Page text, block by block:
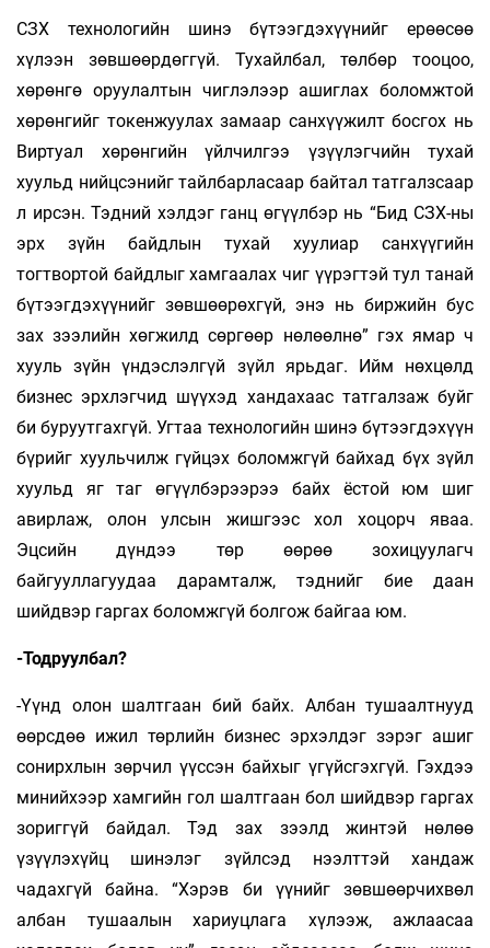
СЗХ технологийн шинэ бүтээгдэхүүнийг ерөөсөө
хүлээн зөвшөөрдөггүй. Тухайлбал, төлбөр тооцоо,
хөрөнгө оруулалтын чиглэлээр ашиглах боломжтой
хөрөнгийг токенжуулах замаар санхүүжилт босгох нь
Виртуал хөрөнгийн үйлчилгээ үзүүлэгчийн тухай
хуульд нийц­сэнийг тайлбарласаар байтал татгалзсаар
л ирсэн. Тэдний хэлдэг ганц өгүүлбэр нь “Бид СЗХ-ны
эрх зүйн байдлын тухай хуулиар санхүүгийн
тогтвортой байдлыг хамгаалах чиг үүрэгтэй тул танай
бүтээгдэхүүнийг зөвшөөрөхгүй, энэ нь биржийн бус
зах зээлийн хөгжилд сөргөөр нөлөөлнө” гэх ямар ч
хууль зүйн үндэслэлгүй зүйл ярьдаг. Ийм нөхцөлд
бизнес эрхлэгчид шүүхэд хандахаас татгалзаж буйг
би буруутгахгүй. Угтаа технологийн шинэ бүтээгдэхүүн
бүрийг хуульчилж гүйцэх боломжгүй байхад бүх зүйл
хуульд яг таг өгүүлбэрээрээ байх ёстой юм шиг
авирлаж, олон улсын жишгээс хол хоцорч яваа.
Эцсийн дүндээ төр өөрөө зохицуулагч
байгууллагуудаа дарамталж, тэднийг бие даан
шийдвэр гаргах боломжгүй болгож байгаа юм.
-Тодруулбал?
-Үүнд олон шалтгаан бий байх. Албан тушаалтнууд
өөрсдөө ижил төрлийн бизнес эрхэл­дэг зэрэг ашиг
сонирхлын зөрчил үүссэн байхыг үгүйсгэхгүй. Гэхдээ
минийхээр хамгийн гол шалтгаан бол шийдвэр гаргах
зориггүй байдал. Тэд зах зээлд жинтэй нөлөө
үзүүлэхүйц шинэлэг зүйлсэд нээлттэй хандаж
чадахгүй байна. “Хэрэв би үүнийг зөвшөөрчихвөл
албан тушаалын хариуцлага хүлээж, ажлаасаа